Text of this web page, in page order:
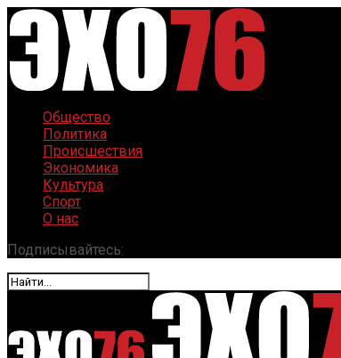
Общество
Политика
Происшествия
Экономика
Культура
Спорт
О нас
Подписывайтесь: